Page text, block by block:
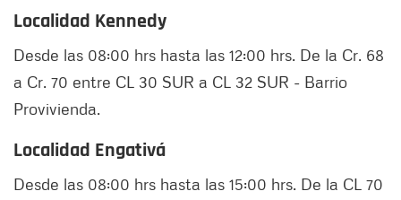
Localidad Kennedy
Desde las 08:00 hrs hasta las 12:00 hrs. De la Cr. 68
a Cr. 70 entre CL 30 SUR a CL 32 SUR - Barrio
Provivienda.
Localidad Engativá
Desde las 08:00 hrs hasta las 15:00 hrs. De la CL 70